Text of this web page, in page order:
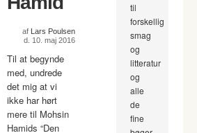
af Lars Poulsen
d. 10. maj 2016
Til at begynde
med, undrede
det mig at vi
ikke har hørt
mere til Mohsin
Hamids “Den
til
forskellig
smag
og
litteratur
og
alle
de
fine